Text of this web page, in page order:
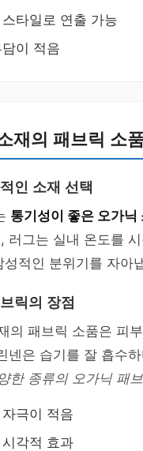
타일로 연출 가능
이 적음
재의 패브릭 소
인 소재 선택
통기성이 좋은 오가닉
러그는 실내 온도를
성적인 분위기를 자아
릭의 장점
의 패브릭 소품은 피
넨은 습기를 잘 흡수
한 종류의 오가닉 패
극이 적음
각적 효과